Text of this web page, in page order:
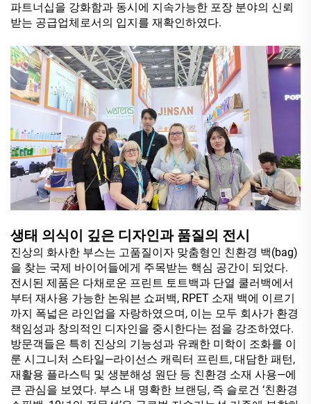
파트너십을 강화함과 동시에 지속가능한 포장 분야의 신뢰
받는 공급업체로서의 입지를 재확인하였다.
생태 의식이 깊은 디자인과 품질의 전시
진상의 화사한 부스는 고품질이자 맞춤형인 친환경 백(bag)
을 찾는 국제 바이어들에게 주목받는 핵심 공간이 되었다.
전시된 제품은 다채로운 프린트 토트백과 단열 쿨러백에서
부터 재사용 가능한 논워븐 쇼퍼백, RPET 소재 백에 이르기
까지 폭넓은 라인업을 자랑하였으며, 이는 모두 회사가 환경
책임성과 창의적인 디자인을 중시한다는 점을 강조하였다.
방문객들은 특히 진상의 기능성과 유쾌한 미학이 조화를 이
룬 시그니처 스타일—라이선스 캐릭터 프린트, 대담한 패턴,
재활용 플라스틱 및 생분해성 원단 등 친환경 소재 사용—에
큰 관심을 보였다. 부스 내 명확한 브랜딩, 즉 슬로건 ‘친환경